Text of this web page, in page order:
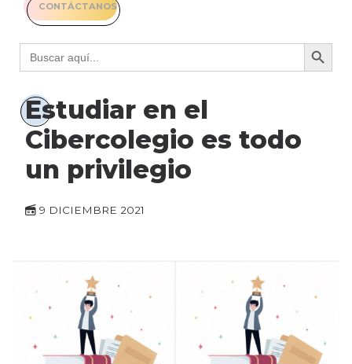
CONTÁCTANOS
Buscar: Botón
Estudiar en el
Cibercolegio es todo
un privilegio
9 DICIEMBRE 2021